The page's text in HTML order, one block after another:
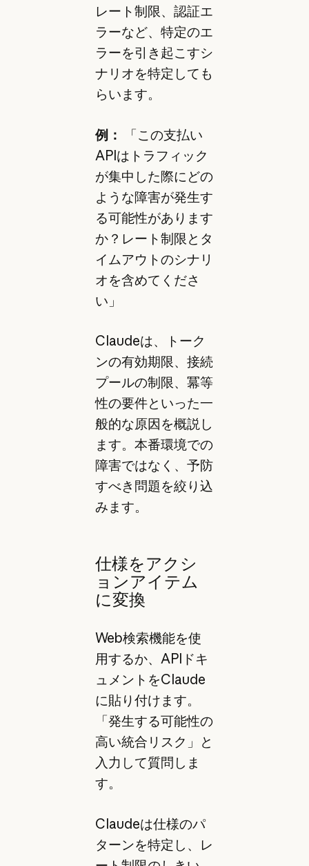
レート制限、認証エ
ラーなど、特定のエ
ラーを引き起こすシ
ナリオを特定しても
らいます。
例：
「この支払い
APIはトラフィック
が集中した際にどの
ような障害が発生す
る可能性があります
か？レート制限とタ
イムアウトのシナリ
オを含めてくださ
い」
Claudeは、トーク
ンの有効期限、接続
プールの制限、冪等
性の要件といった一
般的な原因を概説し
ます。本番環境での
障害ではなく、予防
すべき問題を絞り込
みます。
仕様をアクシ
ョンアイテム
に変換
Web検索機能を使
用するか、APIドキ
ュメントをClaude
に貼り付けます。
「発生する可能性の
高い統合リスク」と
入力して質問しま
す。
Claudeは仕様のパ
ターンを特定し、レ